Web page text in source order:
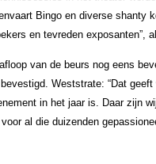
Bingo en diverse shanty
en tevreden exposanten”,
van de beurs nog eens
Weststrate: “Dat
in het jaar is. Daar zijn
al die duizenden